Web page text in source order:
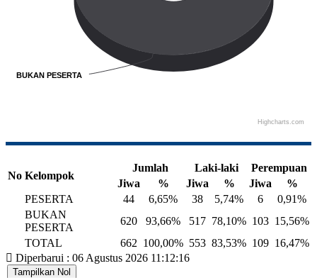
BUKAN PESERTA
BUKAN PESERTA
Highcharts.com
No Kelompok
Jumlah Laki-laki
Perempuan
Jiwa
% Jiwa % Jiwa
%
PESERTA
44 6,65% 38 5,74% 6
0,91%
BUKAN
PESERTA
620 93,66% 517 78,10% 103 15,56%
TOTAL
662 100,00% 553 83,53% 109 16,47%
Diperbarui : 06 Agustus 2026 11:12:16
Tampilkan Nol